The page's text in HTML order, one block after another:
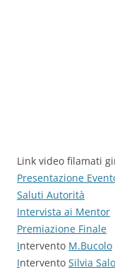
Link video filamati
Presentazione
Saluti Autorità
Intervista ai Mentor
Premiazione Finale
Intervento M.Bucolo
Intervento Silvia